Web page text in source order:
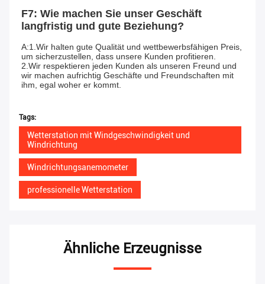
F7: Wie machen Sie unser Geschäft
langfristig und gute Beziehung?
A:1.Wir halten gute Qualität und wettbewerbsfähigen Preis,
um sicherzustellen, dass unsere Kunden profitieren.
2.Wir respektieren jeden Kunden als unseren Freund und
wir machen aufrichtig Geschäfte und Freundschaften mit
ihm, egal woher er kommt.
Tags:
Wetterstation mit Windgeschwindigkeit und
Windrichtung
Windrichtungsanemometer
professionelle Wetterstation
Ähnliche Erzeugnisse